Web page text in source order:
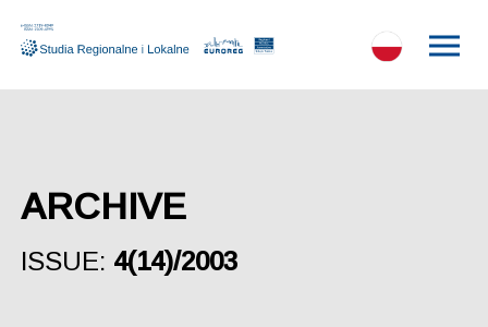
ARCHIVE
ISSUE: 4(14)/2003